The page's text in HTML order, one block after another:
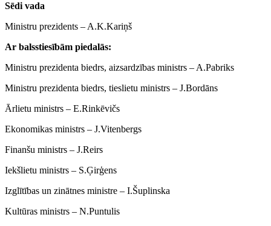
Sēdi vada
Ministru prezidents ‒ A.K.Kariņš
Ar balsstiesībām piedalās:
Ministru prezidenta biedrs, aizsardzības ministrs ‒ A.Pabriks
Ministru prezidenta biedrs, tieslietu ministrs ‒ J.Bordāns
Ārlietu ministrs ‒ E.Rinkēvičs
Ekonomikas ministrs ‒ J.Vitenbergs
Finanšu ministrs ‒ J.Reirs
Iekšlietu ministrs ‒ S.Ģirģens
Izglītības un zinātnes ministre ‒ I.Šuplinska
Kultūras ministrs ‒ N.Puntulis